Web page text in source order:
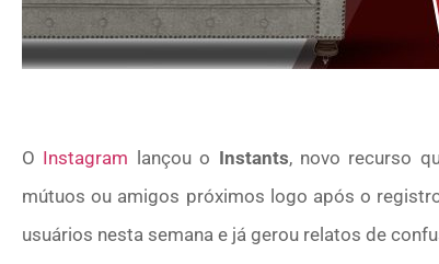
O Instagram lançou o Instants, novo recurso
mútuos ou amigos próximos logo após o
usuários nesta semana e já gerou relatos de